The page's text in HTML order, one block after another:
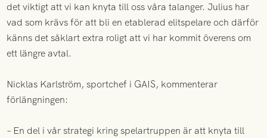
det viktigt att vi kan knyta till oss våra talanger. Julius har
vad som krävs för att bli en etablerad elitspelare och därför
känns det såklart extra roligt att vi har kommit överens om
ett längre avtal.
Nicklas Karlström, sportchef i GAIS, kommenterar
förlängningen:
– En del i vår strategi kring spelartruppen är att knyta till